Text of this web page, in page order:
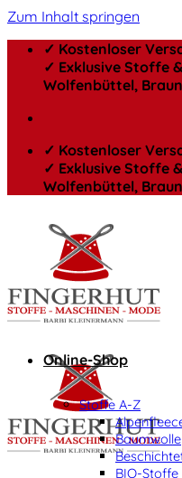
Zum Inhalt springen
✓ Kostenloser
✓ Exklusive Stoffe
Wolfenbüttel,
✓ Kostenloser
✓ Exklusive Stoffe
Wolfenbüttel,
Online-Shop
Stoffe A-Z
Baumwolle
BIO-Stoffe